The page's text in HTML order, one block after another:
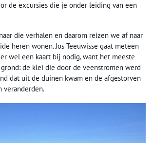
de excursies die je onder leiding van een
die verhalen en daarom reizen we af naar
heren wonen. Jos Teeuwisse gaat meteen
wel een kaart bij nodig, want het meeste
de klei die door de veenstromen werd
dat uit de duinen kwam en de afgestorven
veranderden.